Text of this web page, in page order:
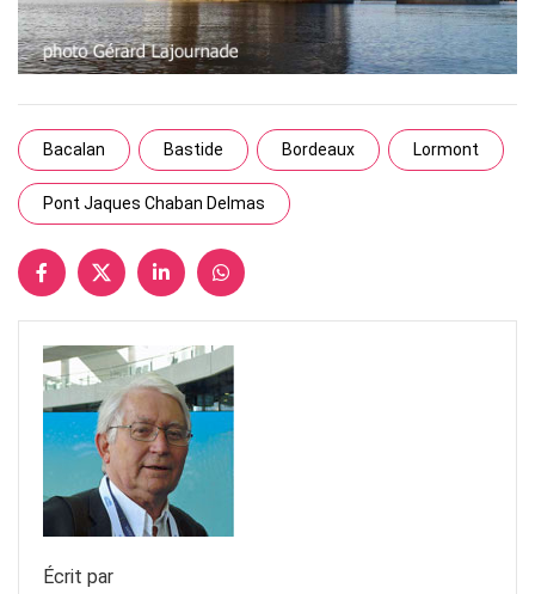
Bacalan Bastide Bordeaux Lormont
Pont Jaques Chaban Delmas
Écrit par